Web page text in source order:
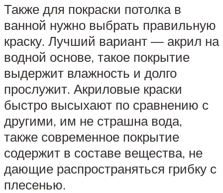
Также для покраски потолка в
ванной нужно выбрать правильную
краску. Лучший вариант — акрил на
водной основе, такое покрытие
выдержит влажность и долго
прослужит. Акриловые краски
быстро высыхают по сравнению с
другими, им не страшна вода,
также современное покрытие
содержит в составе вещества, не
дающие распространяться грибку с
плесенью.